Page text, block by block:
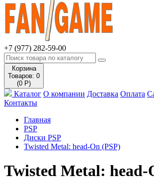
+7 (977) 282-59-00
Корзина
Товаров: 0
(0 Р)
Каталог О компании Доставка Оплата
Контакты
Главная
PSP
Диски PSP
Twisted Metal: head-On (PSP)
Twisted Metal: head-